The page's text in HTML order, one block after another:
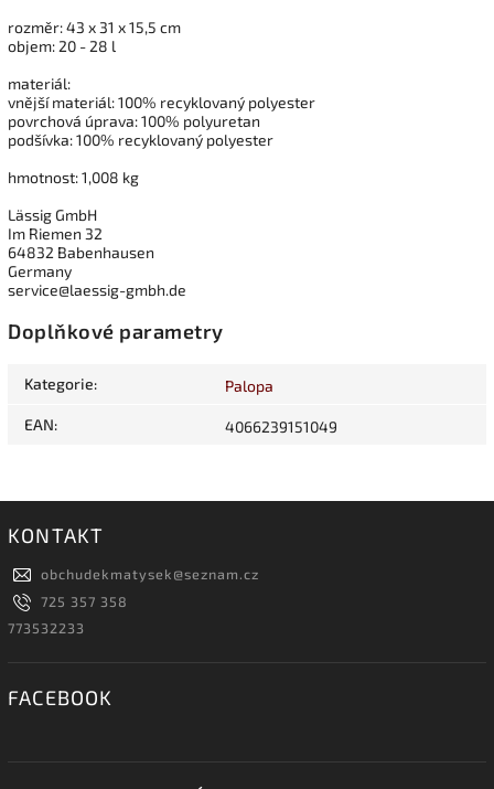
rozměr: 43 x 31 x 15,5 cm
objem: 20 - 28 l
materiál:
vnější materiál: 100% recyklovaný polyester
povrchová úprava: 100% polyuretan
podšívka: 100% recyklovaný polyester
hmotnost: 1,008 kg
Lässig GmbH
Im Riemen 32
64832 Babenhausen
Germany
service@laessig-gmbh.de
Doplňkové parametry
Kategorie: Palopa
EAN: 4066239151049
KONTAKT
obchudekmatysek@seznam.cz
725 357 358
773532233
FACEBOOK